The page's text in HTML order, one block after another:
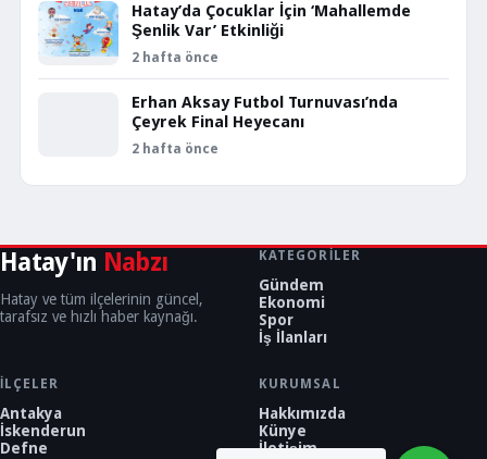
Hatay’da Çocuklar İçin ‘Mahallemde
Şenlik Var’ Etkinliği
2 hafta önce
Erhan Aksay Futbol Turnuvası’nda
Çeyrek Final Heyecanı
2 hafta önce
Hatay'ın Nabzı
Hatay ve tüm ilçelerinin güncel,
tarafsız ve hızlı haber kaynağı.
KATEGORILER
Gündem
Ekonomi
Spor
İş İlanları
İLÇELER
Antakya
İskenderun
Defne
KURUMSAL
Hakkımızda
Künye
İletişim